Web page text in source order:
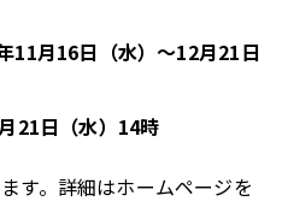
11月16日（水）～12月21日
21日（水）14時
す。詳細はホームページを